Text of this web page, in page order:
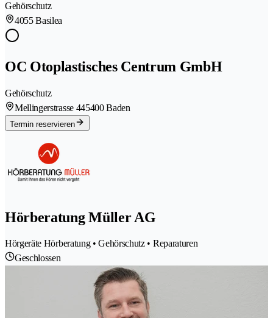
Gehörschutz
4055 Basilea
OC Otoplastisches Centrum GmbH
Gehörschutz
Mellingerstrasse 445400 Baden
Termin reservieren
Hörberatung Müller AG
Hörgeräte Hörberatung • Gehörschutz • Reparaturen
Geschlossen